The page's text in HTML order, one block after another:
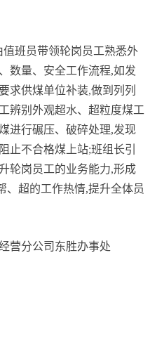
值班员带领轮岗员工熟悉外
数量、安全工作流程,如发
求供煤单位补装,做到列列
辨别外观超水、超粒度煤工
进行碾压、破碎处理,发现
止不合格煤上站;班组长引
轮岗员工的业务能力,形成
、超的工作热情,提升全体员
营分公司东胜办事处